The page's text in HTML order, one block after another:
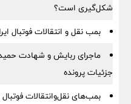
شکل‌گیری است؟
بمب نقل‌ و انتقالات فوتبال
ماجرای ربایش و شهادت
جزئیات پرونده
بمب‌های نقل‌وانتقالات